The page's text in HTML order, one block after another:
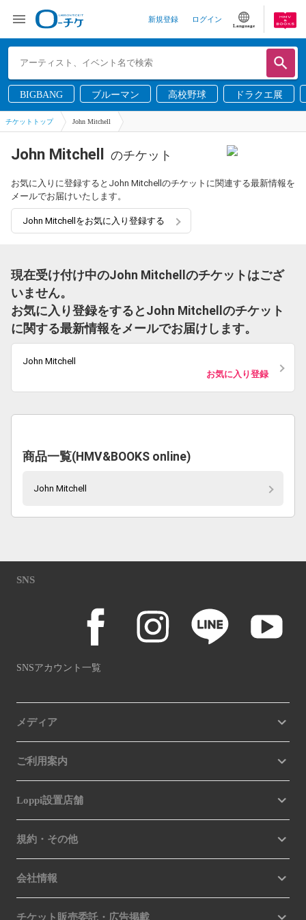
新規登録 ログイン
Language
BIGBANG ブルーマン 高校野球 ドラクエ展
チケットトップ John Mitchell
John Mitchell のチケット
お気に入りに登録するとJohn Mitchellのチケットに関連する最新情報を
メールでお届けいたします。
John Mitchellをお気に入り登録する
現在受け付け中のJohn Mitchellのチケットはござ
いません。
お気に入り登録をするとJohn Mitchellのチケット
に関する最新情報をメールでお届けします。
John Mitchell
お気に入り登録
商品一覧(HMV&BOOKS online)
John Mitchell
SNS
SNSアカウント一覧
メディア
ご利用案内
Loppi設置店舗
規約・その他
会社情報
チケット販売委託・広告掲載